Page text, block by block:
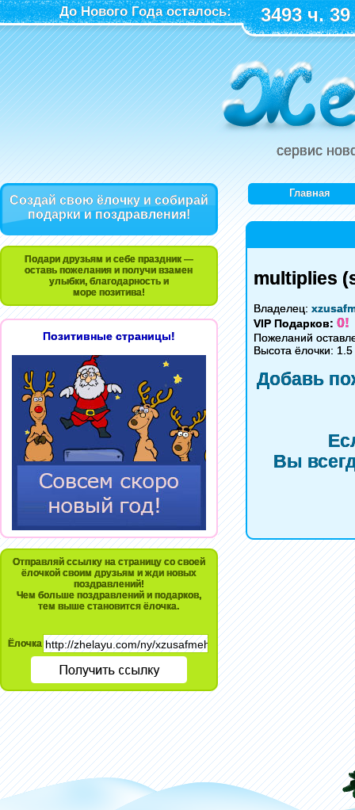
До Нового Года осталось: 3493 ч.
сервис
Создай свою ёлочку и собирай
подарки и поздравления!
Подари друзьям и себе праздник —
оставь пожелания и получи взамен
улыбки, благодарность и
море позитива!
Позитивные страницы!
Отправляй ссылку на страницу со своей
ёлочкой своим друзьям и жди новых
поздравлений!
Чем больше поздравлений и подарков,
тем выше становится ёлочка.
Ёлочка
Главная
multiplies
Владелец:
VIP Подарков: 0!
Пожеланий
Высота ёлочки:
Добавь
Вы